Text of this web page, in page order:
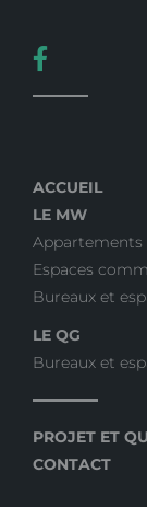
ACCUEIL
LE MW
Appartements
Espaces
Bureaux et
LE QG
Bureaux et
PROJET ET
CONTACT